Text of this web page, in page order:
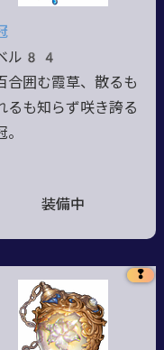
ル84
合囲む霞草、散るも
るも知らず咲き誇る
装備中
❢